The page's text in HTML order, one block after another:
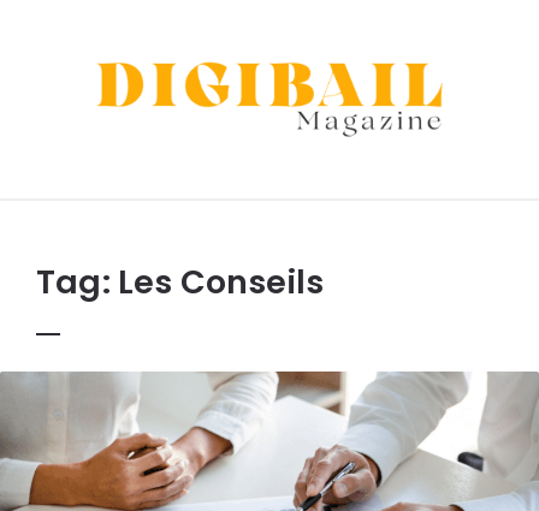
Tag: Les Conseils